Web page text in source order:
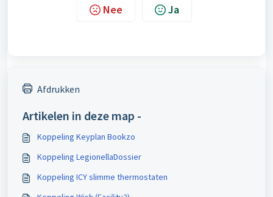
Nee Ja
Afdrukken
Artikelen in deze map -
Koppeling Keyplan Bookzo
Koppeling LegionellaDossier
Koppeling ICY slimme thermostaten